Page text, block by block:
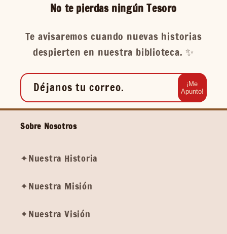
No te pierdas ningún Tesoro
Te avisaremos cuando nuevas historias
despierten en nuestra biblioteca. ✨️
Déjanos tu correo.
¡Me
Apunto!
Sobre Nosotros
✦Nuestra Historia
✦Nuestra Misión
✦Nuestra Visión